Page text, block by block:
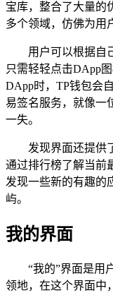
宝库，整合了大量的
多个领域，仿佛为用
用户可以根据自
只需轻轻点击DApp
DApp时，TP钱包会
易签名服务，就像一
一失。
发现界面还提供
通过排行榜了解当前
发现一些新的有趣的
屿。
我的界面
“我的”界面是用
领地，在这个界面中